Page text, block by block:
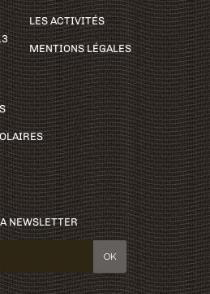
LES ACTIVITÉS
MENTIONS LÉGALES
NEWSLETTER